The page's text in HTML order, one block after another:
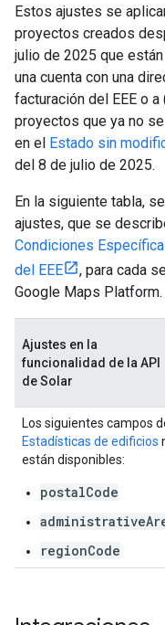
Estos ajustes se
proyectos creados
julio de 2025 que
una cuenta con una
facturación del EEE o a
proyectos que ya no
en el Estado sin
del 8 de julio de 2025.
En la siguiente tabla,
ajustes, que se
Condiciones
del EEE
, para cada
Google Maps Platform.
Ajustes en la
funcionalidad de la API
de Solar
Los siguientes campos
Estadísticas de edificios
están disponibles:
postalCode
regionCode